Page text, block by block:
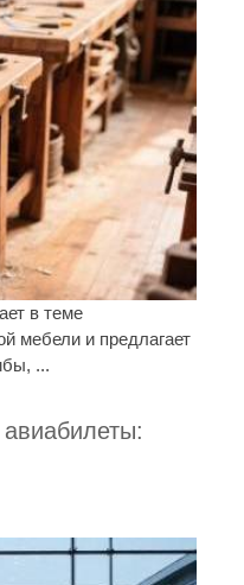
в теме
мебели и предлагает
...